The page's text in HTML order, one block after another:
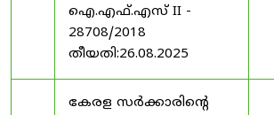
ഐ.എഫ്.എസ് II -
28708/2018
തീയതി:26.08.2025
കേരള സർക്കാരിന്റെ